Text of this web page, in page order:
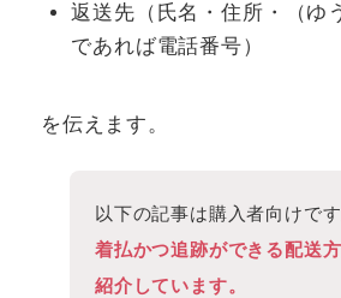
返送先（氏名・住所・（ゆ
であれば電話番号）
を伝えます。
以下の記事は購入者向けです
着払かつ追跡ができる配送
紹介しています。